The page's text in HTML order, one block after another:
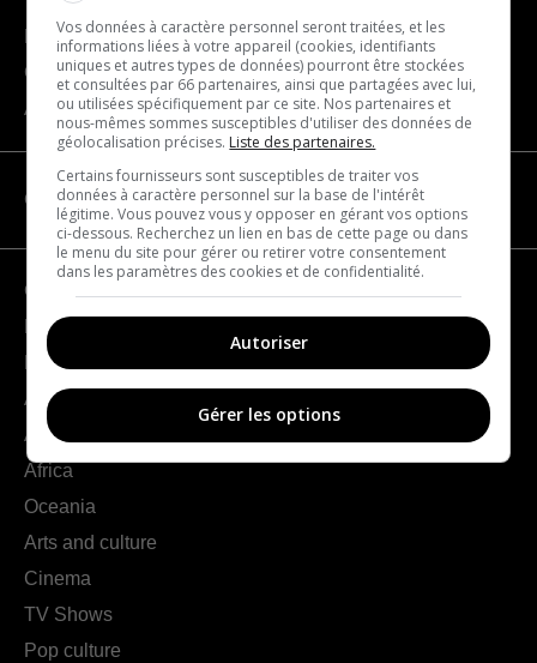
Become a partner
Contact us
About us
CATEGORIES
Geography
France
Europe
Americas
Asia
Africa
Oceania
Arts and culture
Cinema
TV Shows
Pop culture
Vos données à caractère personnel seront traitées, et les
informations liées à votre appareil (cookies, identifiants
uniques et autres types de données) pourront être stockées
et consultées par 66 partenaires, ainsi que partagées avec lui,
ou utilisées spécifiquement par ce site. Nos partenaires et
nous-mêmes sommes susceptibles d'utiliser des données de
géolocalisation précises. Liste des partenaires.
Certains fournisseurs sont susceptibles de traiter vos
données à caractère personnel sur la base de l'intérêt
légitime. Vous pouvez vous y opposer en gérant vos options
ci-dessous. Recherchez un lien en bas de cette page ou dans
le menu du site pour gérer ou retirer votre consentement
dans les paramètres des cookies et de confidentialité.
Autoriser
Gérer les options